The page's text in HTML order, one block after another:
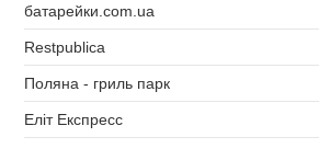
батарейки.com.ua
Restpublica
Поляна - гриль парк
Еліт Експресс